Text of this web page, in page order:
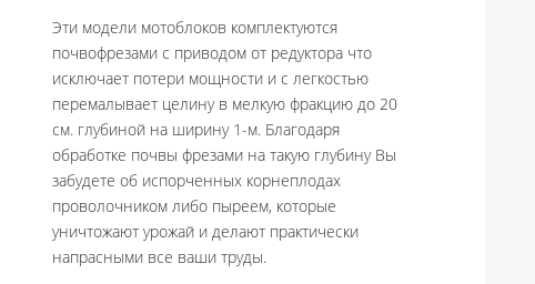
Эти модели мотоблоков комплектуются
почвофрезами с приводом от редуктора что
исключает потери мощности и с легкостью
перемалывает целину в мелкую фракцию до 20
см. глубиной на ширину 1-м. Благодаря
обработке почвы фрезами на такую глубину Вы
забудете об испорченных корнеплодах
проволочником либо пыреем, которые
уничтожают урожай и делают практически
напрасными все ваши труды.